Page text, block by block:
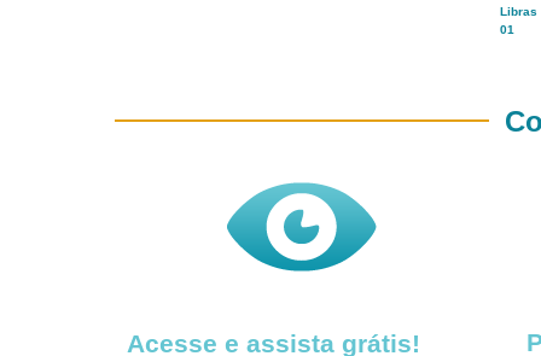
Libras
01
Acesse e assista grátis!